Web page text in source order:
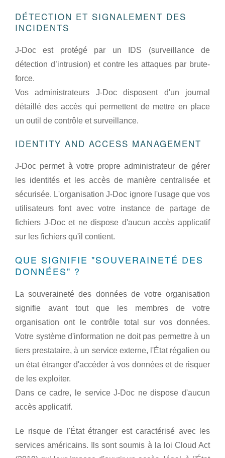
DÉTECTION ET SIGNALEMENT DES
INCIDENTS
J-Doc est protégé par un IDS (surveillance de
détection d’intrusion) et contre les attaques par brute-
force.
Vos administrateurs J-Doc disposent d'un journal
détaillé des accès qui permettent de mettre en place
un outil de contrôle et surveillance.
IDENTITY AND ACCESS MANAGEMENT
J-Doc permet à votre propre administrateur de gérer
les identités et les accès de manière centralisée et
sécurisée. L'organisation J-Doc ignore l'usage que vos
utilisateurs font avec votre instance de partage de
fichiers J-Doc et ne dispose d'aucun accès applicatif
sur les fichiers qu'il contient.
QUE SIGNIFIE "SOUVERAINETÉ DES
DONNÉES" ?
La souveraineté des données de votre organisation
signifie avant tout que les membres de votre
organisation ont le contrôle total sur vos données.
Votre système d'information ne doit pas permettre à un
tiers prestataire, à un service externe, l'État régalien ou
un état étranger d'accéder à vos données et de risquer
de les exploiter.
Dans ce cadre, le service J-Doc ne dispose d'aucun
accès applicatif.
Le risque de l'État étranger est caractérisé avec les
services américains. Ils sont soumis à la loi Cloud Act